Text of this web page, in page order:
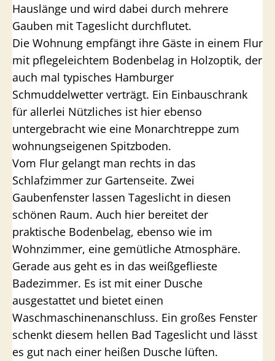
Hauslänge und wird dabei durch mehrere
Gauben mit Tageslicht durchflutet.
Die Wohnung empfängt ihre Gäste in einem Flur
mit pflegeleichtem Bodenbelag in Holzoptik, der
auch mal typisches Hamburger
Schmuddelwetter verträgt. Ein Einbauschrank
für allerlei Nützliches ist hier ebenso
untergebracht wie eine Monarchtreppe zum
wohnungseigenen Spitzboden.
Vom Flur gelangt man rechts in das
Schlafzimmer zur Gartenseite. Zwei
Gaubenfenster lassen Tageslicht in diesen
schönen Raum. Auch hier bereitet der
praktische Bodenbelag, ebenso wie im
Wohnzimmer, eine gemütliche Atmosphäre.
Gerade aus geht es in das weißgeflieste
Badezimmer. Es ist mit einer Dusche
ausgestattet und bietet einen
Waschmaschinenanschluss. Ein großes Fenster
schenkt diesem hellen Bad Tageslicht und lässt
es gut nach einer heißen Dusche lüften.